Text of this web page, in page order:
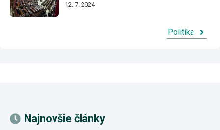
12. 7. 2024
Politika
Najnovšie články